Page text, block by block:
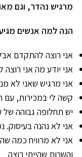
מרגיש נהדר, וגם
הנה למה אנשים
אני רוצה להתקדם
אני יודע מה אני
אני מרגיש שאני לא
קשה לי במכירות, עם
יש תחלופה גבוהה של
אני לא נהנה
אני לא מרוויח כמה
והשרות שהייתי רוצה